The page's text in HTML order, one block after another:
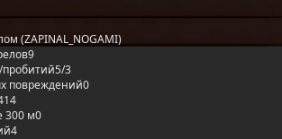
(ZAPINAL_NOGAMI)
9
5/3
повреждений0
300 м0
4